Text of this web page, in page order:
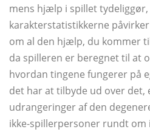
mens hjælp i spillet
karakterstatistikkerne
om al den hjælp, du kommer
da spilleren er beregnet til at
hvordan tingene fungerer på
det har at tilbyde ud over det,
udrangeringer af den
ikke-spillerpersoner rundt om